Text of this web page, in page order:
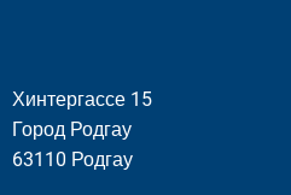
Хинтергассе 15
Город Родгау
63110 Родгау